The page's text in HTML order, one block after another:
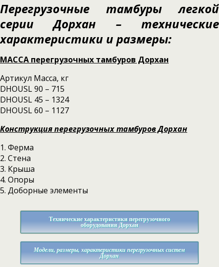
Перегрузочные тамбуры легкой
серии Дорхан – технические
характеристики и размеры:
МАССА перегрузочных тамбуров Дорхан
Артикул Масса, кг
DHOUSL 90 – 715
DHOUSL 45 – 1324
DHOUSL 60 – 1127
Конструкция перегрузочных тамбуров Дорхан
1. Ферма
2. Стена
3. Крыша
4. Опоры
5. Доборные элементы
Технические характеристики перегрузочного
оборудования Дорхан
Модели, размеры, характеристики перегрузочных систем
Дорхан